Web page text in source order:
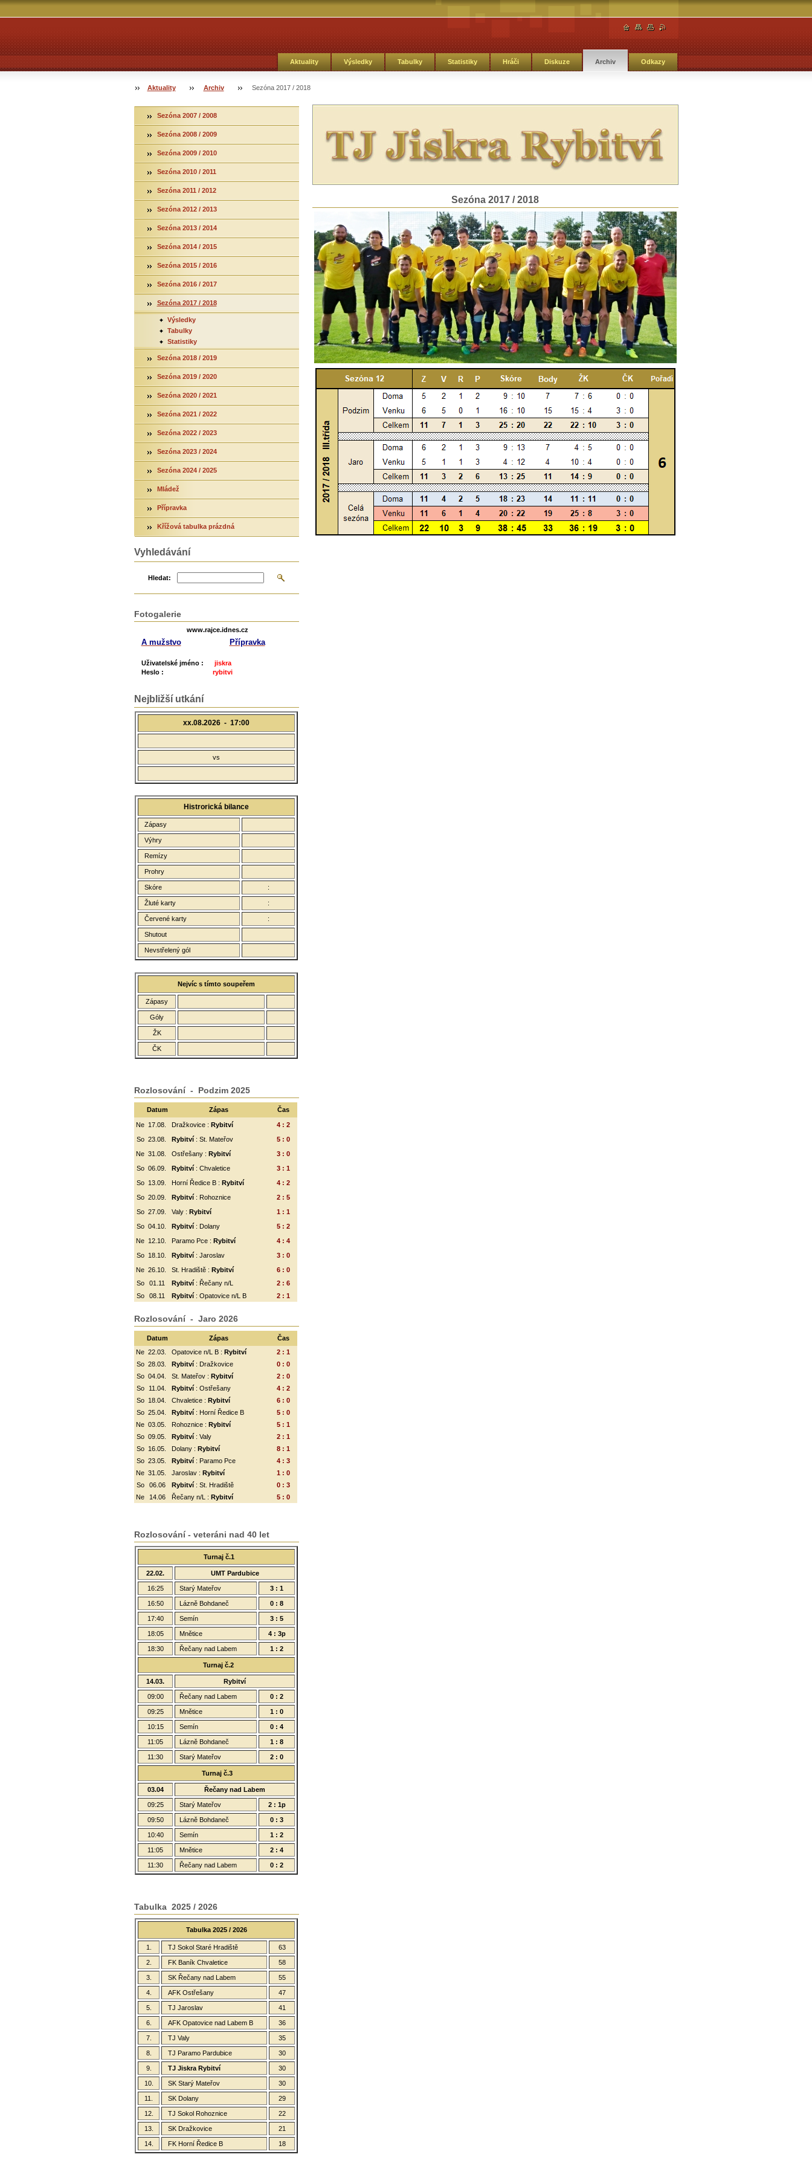
Aktuality Výsledky Tabulky Statistiky Hráči Diskuze Archiv Odkazy
Aktuality Archiv Sezóna 2017 / 2018
Sezóna 2017 / 2018
Sezóna 2007 / 2008
Sezóna 2008 / 2009
Sezóna 2009 / 2010
Sezóna 2010 / 2011
Sezóna 2011 / 2012
Sezóna 2012 / 2013
Sezóna 2013 / 2014
Sezóna 2014 / 2015
Sezóna 2015 / 2016
Sezóna 2016 / 2017
Sezóna 2017 / 2018
Výsledky
Tabulky
Statistiky
Sezóna 2018 / 2019
Sezóna 2019 / 2020
Sezóna 2020 / 2021
Sezóna 2021 / 2022
Sezóna 2022 / 2023
Sezóna 2023 / 2024
Sezóna 2024 / 2025
Mládež
Přípravka
Křížová tabulka prázdná
Vyhledávání
Hledat:
Fotogalerie
www.rajce.idnes.cz
A mužstvo Přípravka
Uživatelské jméno : jiskra
Heslo : rybitvi
Nejbližší utkání
xx.08.2026 - 17:00
vs
Histrorická bilance
Zápasy
Výhry
Remízy
Prohry
Skóre :
Žluté karty :
Červené karty :
Shutout
Nevstřelený gól
Nejvíc s tímto soupeřem
Zápasy
Góly
ŽK
ČK
Rozlosování - Podzim 2025
Datum Zápas Čas
Ne 17.08. Dražkovice : Rybitví
4 : 2
So 23.08. Rybitví: St. Mateřov
5 : 0
Ne 31.08. Ostřešany : Rybitví
3 : 0
So 06.09. Rybitví : Chvaletice
3 : 1
So
13.09. Horní Ředice B : Rybitví
4 : 2
So 20.09. Rybitví : Rohoznice
2 : 5
So 27.09. Valy : Rybitví
1 : 1
So 04.10. Rybitví : Dolany
5 : 2
Ne 12.10. Paramo Pce : Rybitví
4 : 4
So
18.10. Rybitví: Jaroslav
3 : 0
Ne 26.10. St. Hradiště : Rybitví
6 : 0
So
01.11 Rybitví: Řečany n/L
2 : 6
So
08.11 Rybitví: Opatovice n/L B 2 : 1
Rozlosování - Jaro 2026
Datum Zápas
Čas
Ne 22.03. Opatovice n/L B : Rybitví
2 : 1
So 28.03. Rybitví: Dražkovice
0 : 0
So 04.04. St. Mateřov : Rybitví
2 : 0
So
11.04. Rybitví : Ostřešany
4 : 2
So
18.04. Chvaletice : Rybitví
6 : 0
So 25.04. Rybitví : Horní Ředice B
5 : 0
Ne 03.05. Rohoznice : Rybitví
5 : 1
So 09.05. Rybitví : Valy
2 : 1
So
16.05. Dolany : Rybitví
8 : 1
So 23.05. Rybitví: Paramo Pce
4 : 3
Ne 31.05. Jaroslav : Rybitví
1 : 0
So
06.06 Rybitví: St. Hradiště
0 : 3
Ne
14.06 Řečany n/L : Rybitví 5 : 0
Rozlosování - veteráni nad 40 let
Turnaj č.1
22.02. UMT Pardubice
16:25 Starý Mateřov 3 : 1
16:50 Lázně Bohdaneč 0 : 8
17:40 Semín 3 : 5
18:05 Mnětice 4 : 3p
18:30 Řečany nad Labem 1 : 2
Turnaj č.2
14.03. Rybitví
09:00 Řečany nad Labem 0 : 2
09:25 Mnětice 1 : 0
10:15 Semín 0 : 4
11:05 Lázně Bohdaneč 1 : 8
11:30 Starý Mateřov 2 : 0
Turnaj č.3
03.04 Řečany nad Labem
09:25 Starý Mateřov 2 : 1p
09:50 Lázně Bohdaneč 0 : 3
10:40 Semín 1 : 2
11:05 Mnětice 2 : 4
11:30 Řečany nad Labem 0 : 2
Tabulka 2025 / 2026
Tabulka 2025 / 2026
1. TJ Sokol Staré Hradiště 63
2. FK Baník Chvaletice 58
3. SK Řečany nad Labem 55
4. AFK Ostřešany 47
5. TJ Jaroslav 41
6. AFK Opatovice nad Labem B 36
7. TJ Valy 35
8. TJ Paramo Pardubice 30
9. TJ Jiskra Rybitví 30
10. SK Starý Mateřov 30
11. SK Dolany 29
12. TJ Sokol Rohoznice 22
13. SK Dražkovice 21
14. FK Horní Ředice B 18